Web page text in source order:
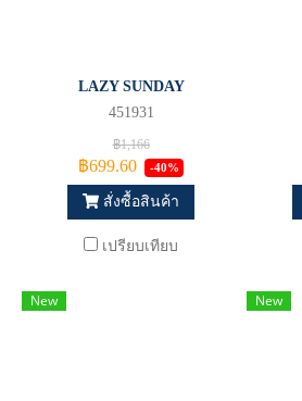
LAZY SUNDAY
451931
฿1,166
฿699.60 -40%
สั่งซื้อสินค้า
เปรียบเทียบ
New New